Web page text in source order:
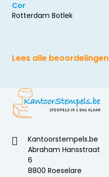
Cor
Rotterdam Botlek
Lees alle beoordelingen
Kantoorstempels.be
Abraham Hansstraat
6
8800 Roeselare